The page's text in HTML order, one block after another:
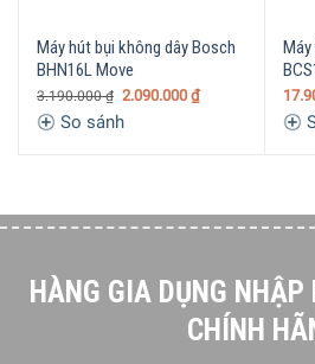
Máy hút bụi không dây Bosch
BHN16L Move
3.190.000₫ 2.090.000 ₫
So sánh
HÀNG GIA DỤNG
CHÍNH